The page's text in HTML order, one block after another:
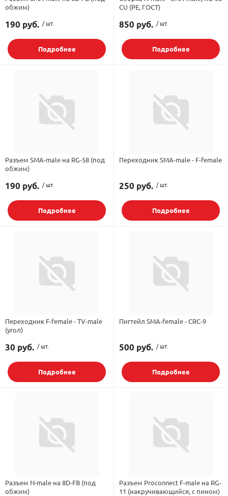
обжим)
190 руб. / шт.
Подробнее
CU (PE, ГОСТ)
850 руб. / шт.
Подробнее
Разъем SMA-male на RG-58 (под
обжим)
190 руб. / шт.
Подробнее
Переходник SMA-male - F-female
250 руб. / шт.
Подробнее
Переходник F-female - TV-male
(угол)
30 руб. / шт.
Подробнее
Пигтейл SMA-female - CRC-9
500 руб. / шт.
Подробнее
Разъем N-male на 8D-FB (под
обжим)
Разъем Proconnect F-male на RG-
11 (накручивающийся, с пином)